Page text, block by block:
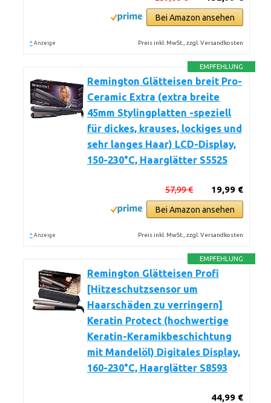
Bei Amazon ansehen
* Anzeige Preis inkl. MwSt., zzgl. Versandkosten
EMPFEHLUNG
Remington Glätteisen breit Pro-
Ceramic Extra (extra breite
45mm Stylingplatten -speziell
für dickes, krauses, lockiges und
sehr langes Haar) LCD-Display,
150-230°C, Haarglätter S5525
19,99 €
57,99 €
Bei Amazon ansehen
* Anzeige Preis inkl. MwSt., zzgl. Versandkosten
EMPFEHLUNG
Remington Glätteisen Profi
[Hitzeschutzsensor um
Haarschäden zu verringern]
Keratin Protect (hochwertige
Keratin-Keramikbeschichtung
mit Mandelöl) Digitales Display,
160-230°C, Haarglätter S8593
44,99 €